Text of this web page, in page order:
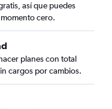
así que puedes
cero.
planes con total
cargos por cambios.